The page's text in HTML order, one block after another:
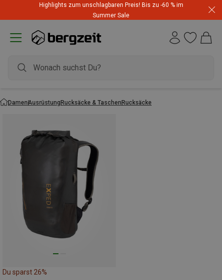
Highlights zum unschlagbaren Preis! Bis zu -60 % im
Summer Sale
DamenAusrüstungRucksäcke & TaschenRucksäcke
Du sparst 26%